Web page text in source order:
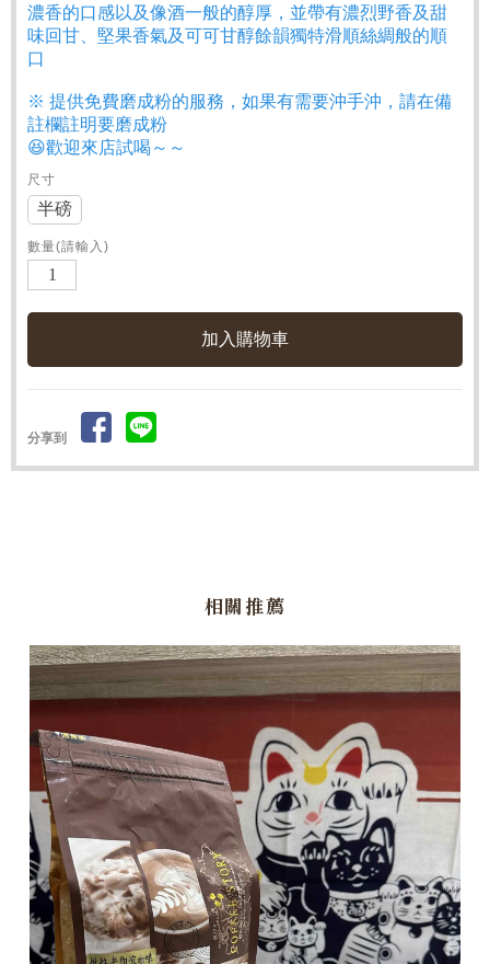
濃香的口感以及像酒一般的醇厚，並帶有濃烈野香及甜
味回甘、堅果香氣及可可甘醇餘韻獨特滑順絲綢般的順
口
※ 提供免費磨成粉的服務，如果有需要沖手沖，請在備
註欄註明要磨成粉
😆歡迎來店試喝～～
尺寸
半磅
數量(請輸入)
分享到